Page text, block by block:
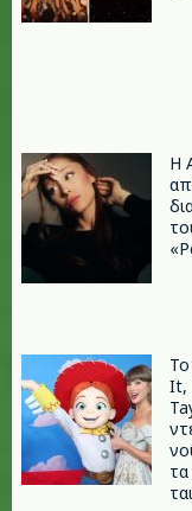
Η
It,